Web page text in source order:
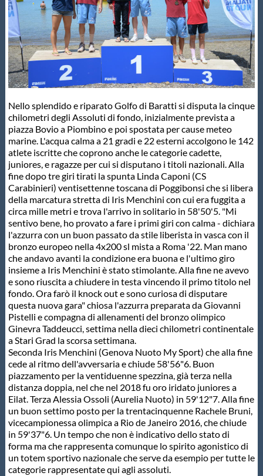
Formazione
GUG
Scuole Nuoto
Propaganda
Centri Federali
Area Legislativa
Protezione Civile
Qualità
Sostenibilità
Privacy
Cookie Policy
Archivio News
Flash News
Nello splendido e riparato Golfo di Baratti si disputa la cinque
chilometri degli Assoluti di fondo, inizialmente prevista a
piazza Bovio a Piombino e poi spostata per cause meteo
marine. L'acqua calma a 21 gradi e 22 esterni accolgono le 142
atlete iscritte che coprono anche le categorie cadette,
juniores, e ragazze per cui si disputano i titoli nazionali. Alla
fine dopo tre giri tirati la spunta Linda Caponi (CS
Carabinieri) ventisettenne toscana di Poggibonsi che si libera
della marcatura stretta di Iris Menchini con cui era fuggita a
circa mille metri e trova l'arrivo in solitario in 58'50'5. "Mi
sentivo bene, ho provato a fare i primi giri con calma - dichiara
l'azzurra con un buon passato da stile liberista in vasca con il
bronzo europeo nella 4x200 sl mista a Roma '22. Man mano
che andavo avanti la condizione era buona e l'ultimo giro
insieme a Iris Menchini è stato stimolante. Alla fine ne avevo
e sono riuscita a chiudere in testa vincendo il primo titolo nel
fondo. Ora farò il knock out e sono curiosa di disputare
questa nuova gara" chiosa l'azzurra preparata da Giovanni
Pistelli e compagna di allenamenti del bronzo olimpico
Ginevra Taddeucci, settima nella dieci chilometri continentale
a Stari Grad la scorsa settimana.
Seconda Iris Menchini (Genova Nuoto My Sport) che alla fine
cede al ritmo dell'avversaria e chiude 58'56"6. Buon
piazzamento per la ventiduenne spezzina, già terza nella
distanza doppia, nel che nel 2018 fu oro iridato juniores a
Eilat. Terza Alessia Ossoli (Aurelia Nuoto) in 59'12"7. Alla fine
un buon settimo posto per la trentacinquenne Rachele Bruni,
vicecampionessa olimpica a Rio de Janeiro 2016, che chiude
in 59'37"6. Un tempo che non è indicativo dello stato di
forma ma che rappresenta comunque lo spirito agonistico di
un totem sportivo nazionale che serve da esempio per tutte le
categorie rappresentate qui agli assoluti.